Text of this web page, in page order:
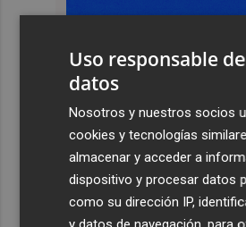
Uso responsable
datos
Nosotros y nuestros socios
cookies y tecnologías
almacenar y acceder a
dispositivo y procesar datos
como su dirección IP,